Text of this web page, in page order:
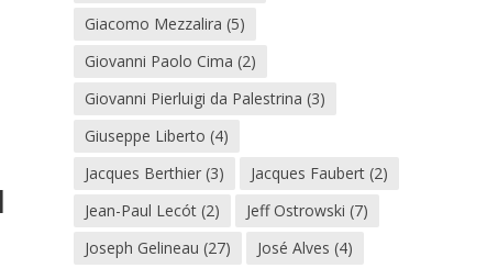
Giacomo Mezzalira (5)
Giovanni Paolo Cima (2)
Giovanni Pierluigi da Palestrina (3)
Giuseppe Liberto (4)
Jacques Berthier (3) Jacques Faubert (2)
Jean-Paul Lecót (2) Jeff Ostrowski (7)
Joseph Gelineau (27) José Alves (4)